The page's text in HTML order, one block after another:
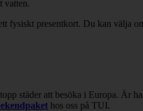
fysiskt presentkort. Du kan välja
städer att besöka i Europa.
hos oss på TUI.